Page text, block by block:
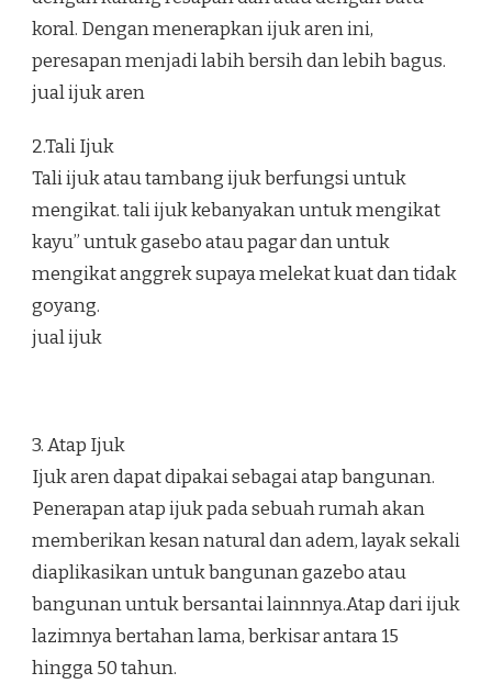
koral. Dengan menerapkan ijuk aren ini,
peresapan menjadi labih bersih dan lebih bagus.
jual ijuk aren
2.Tali Ijuk
Tali ijuk atau tambang ijuk berfungsi untuk
mengikat. tali ijuk kebanyakan untuk mengikat
kayu” untuk gasebo atau pagar dan untuk
mengikat anggrek supaya melekat kuat dan tidak
goyang.
jual ijuk
3. Atap Ijuk
Ijuk aren dapat dipakai sebagai atap bangunan.
Penerapan atap ijuk pada sebuah rumah akan
memberikan kesan natural dan adem, layak sekali
diaplikasikan untuk bangunan gazebo atau
bangunan untuk bersantai lainnnya.Atap dari ijuk
lazimnya bertahan lama, berkisar antara 15
hingga 50 tahun.